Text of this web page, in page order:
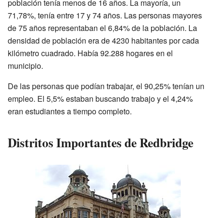
población tenía menos de 16 años. La mayoría, un
71,78%, tenía entre 17 y 74 años. Las personas mayores
de 75 años representaban el 6,84% de la población. La
densidad de población era de 4230 habitantes por cada
kilómetro cuadrado. Había 92.288 hogares en el
municipio.
De las personas que podían trabajar, el 90,25% tenían un
empleo. El 5,5% estaban buscando trabajo y el 4,24%
eran estudiantes a tiempo completo.
Distritos Importantes de Redbridge